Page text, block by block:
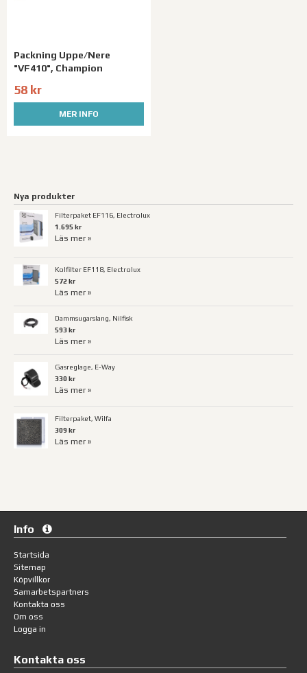
Packning Uppe/Nere
"VF410", Champion
58 kr
MER INFO
Nya produkter
Filterpaket EF116, Electrolux
1.695 kr
Läs mer »
Kolfilter EF118, Electrolux
572 kr
Läs mer »
Dammsugarslang, Nilfisk
593 kr
Läs mer »
Gasreglage, E-Way
330 kr
Läs mer »
Filterpaket, Wilfa
309 kr
Läs mer »
Info
Startsida
Sitemap
Köpvillkor
Samarbetspartners
Kontakta oss
Om oss
Logga in
Kontakta oss